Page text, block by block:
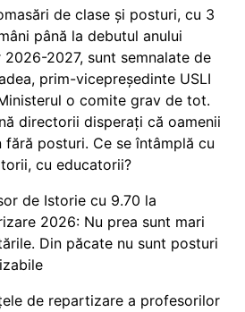
de clase și posturi, cu 3
până la debutul anului
2026-2027, sunt semnalate de
prim-vicepreședinte USLI
o comite grav de tot.
directorii disperați că oamenii
fără posturi. Ce se întâmplă cu
cu educatorii?
de Istorie cu 9.70 la
2026: Nu prea sunt mari
Din păcate nu sunt posturi
de repartizare a profesorilor